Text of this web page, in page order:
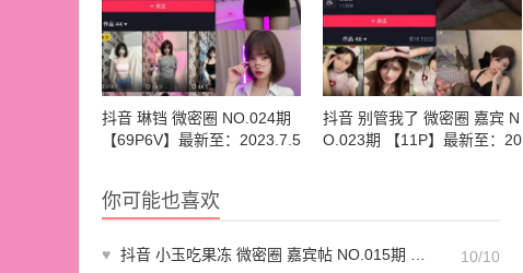
抖音 琳铛 微密圈 NO.024期
【69P6V】最新至：2023.7.5
抖音 别管我了 微密圈 嘉宾 N
O.023期 【11P】最新至：20
你可能也喜欢
♥ 抖音 小玉吃果冻 微密圈 嘉宾帖 NO.015期 【13P】最新至：2023.6.6
10/10